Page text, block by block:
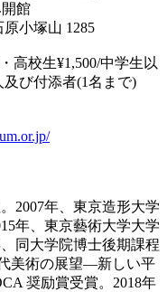
館
小塚山 1285
高校生¥1,500/中学生以
び付添者(1名まで)
2007年、東京造形大学
年、東京藝術大学大学
同大学院博士後期課程
美術の展望―新しい平
奨励賞受賞。2018年